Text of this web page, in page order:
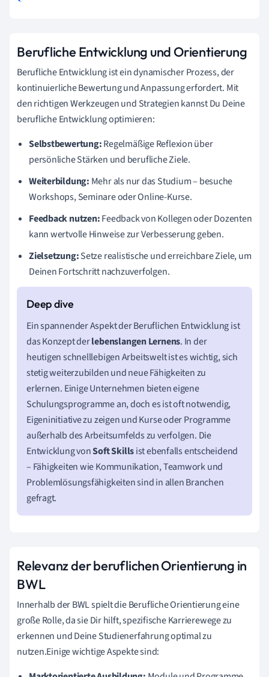
Berufliche Entwicklung und Orientierung
Berufliche Entwicklung ist ein dynamischer Prozess, der
kontinuierliche Bewertung und Anpassung erfordert. Mit
den richtigen Werkzeugen und Strategien kannst Du Deine
berufliche Entwicklung optimieren:
Selbstbewertung:Regelmäßige Reflexion über
persönliche Stärken und berufliche Ziele.
Weiterbildung: Mehr als nur das Studium – besuche
Workshops, Seminare oder Online-Kurse.
Feedback nutzen:Feedback von Kollegen oder Dozenten
kann wertvolle Hinweise zur Verbesserung geben.
Zielsetzung:Setze realistische und erreichbare Ziele, um
Deinen Fortschritt nachzuverfolgen.
Ein spannender Aspekt der Beruflichen Entwicklung ist
das Konzept derlebenslangen Lernens. In der
heutigen schnelllebigen Arbeitswelt ist es wichtig, sich
stetig weiterzubilden und neue Fähigkeiten zu
erlernen. Einige Unternehmen bieten eigene
Schulungsprogramme an, doch es ist oft notwendig,
Eigeninitiative zu zeigen und Kurse oder Programme
außerhalb des Arbeitsumfelds zu verfolgen. Die
Entwicklung vonSoft Skillsist ebenfalls entscheidend
– Fähigkeiten wie Kommunikation, Teamwork und
Problemlösungsfähigkeiten sind in allen Branchen
gefragt.
Relevanz der beruflichen Orientierung in
BWL
Innerhalb der BWL spielt die Berufliche Orientierung eine
große Rolle, da sie Dir hilft, spezifische Karrierewege zu
erkennen und Deine Studienerfahrung optimal zu
nutzen.Einige wichtige Aspekte sind: